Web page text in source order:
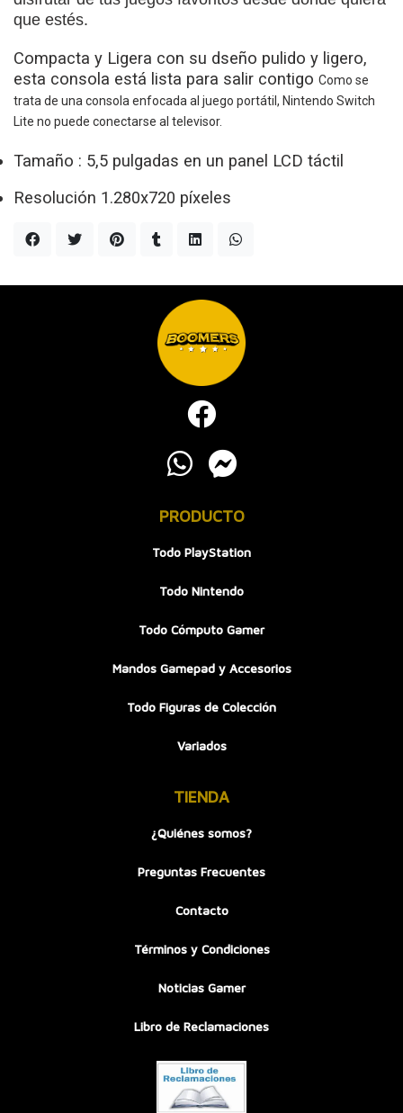
que estés.
Compacta y Ligera con su dseño pulido y ligero,
esta consola está lista para salir contigo Como se
trata de una consola enfocada al juego portátil, Nintendo Switch
Lite no puede conectarse al televisor.
Tamaño : 5,5 pulgadas en un panel LCD táctil
Resolución 1.280x720 píxeles
PRODUCTO
Todo PlayStation
Todo Nintendo
Todo Cómputo Gamer
Mandos Gamepad y Accesorios
Todo Figuras de Colección
Variados
TIENDA
¿Quiénes somos?
Preguntas Frecuentes
Contacto
Términos y Condiciones
Noticias Gamer
Libro de Reclamaciones